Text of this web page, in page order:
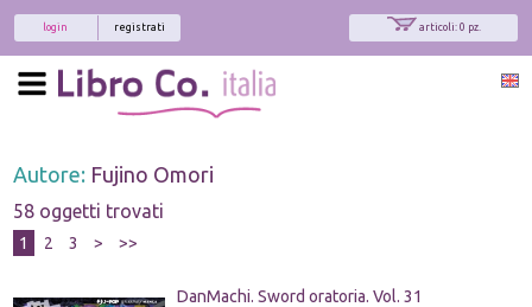
articoli: 0 pz.
registrati
login
Autore: Fujino Omori
58 oggetti trovati
1 2 3 > >>
DanMachi. Sword oratoria. Vol. 31